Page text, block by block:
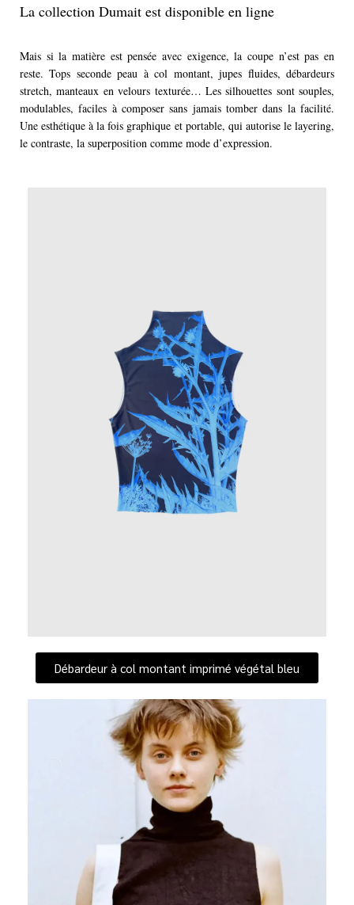
La collection Dumait est disponible en ligne
Mais si la matière est pensée avec exigence, la coupe n’est pas en
reste. Tops seconde peau à col montant, jupes fluides, débardeurs
stretch, manteaux en velours texturée… Les silhouettes sont souples,
modulables, faciles à composer sans jamais tomber dans la facilité.
Une esthétique à la fois graphique et portable, qui autorise le layering,
le contraste, la superposition comme mode d’expression.
Débardeur à col montant imprimé végétal bleu